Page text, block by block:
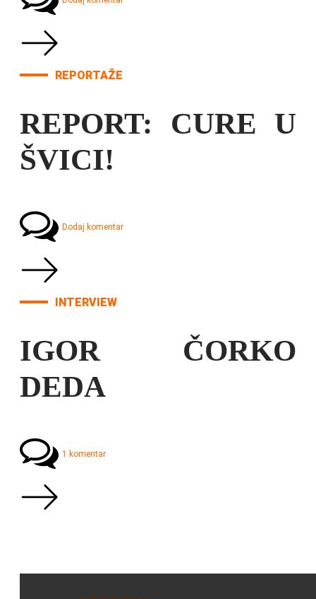
REPORTAŽE
REPORT: CURE U
ŠVICI!
Dodaj komentar
INTERVIEW
IGOR ČORKO
DEDA
1 komentar